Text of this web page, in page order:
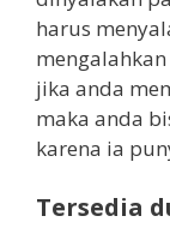
harus
jika anda
maka anda
karena ia
Tersedia